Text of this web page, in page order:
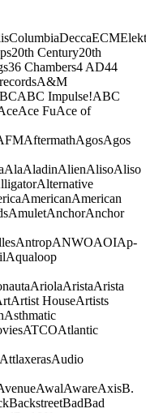
ColumbiaDeccaECM
20th Century20th
36 Chambers4 AD44
A&M
ABC Impulse!ABC
Ace FuAce of
AftermathAgosAgos
AlaAladinAlienAlisoAliso
Alternative
AmericanAmerican
AmuletAnchorAnchor
AntropANWOAOIAp-
Aqualoop
AriolaAristaArista
Artist HouseArtists
Asthmatic
ATCOAtlantic
AttlaxerasAudio
AwalAwareAxisB.
BackstreetBadBad